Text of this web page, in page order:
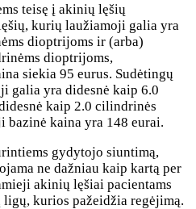
teisę į akinių lęšių
kurių laužiamoji galia yra
dioptrijoms ir (arba)
dioptrijoms,
siekia 95 eurus. Sudėtingų
galia yra didesnė kaip 6.0
kaip 2.0 cilindrinės
kaina yra 148 eurai.
gydytojo siuntimą,
ne dažniau kaip kartą per
akinių lęšiai pacientams
kurios pažeidžia regėjimą.